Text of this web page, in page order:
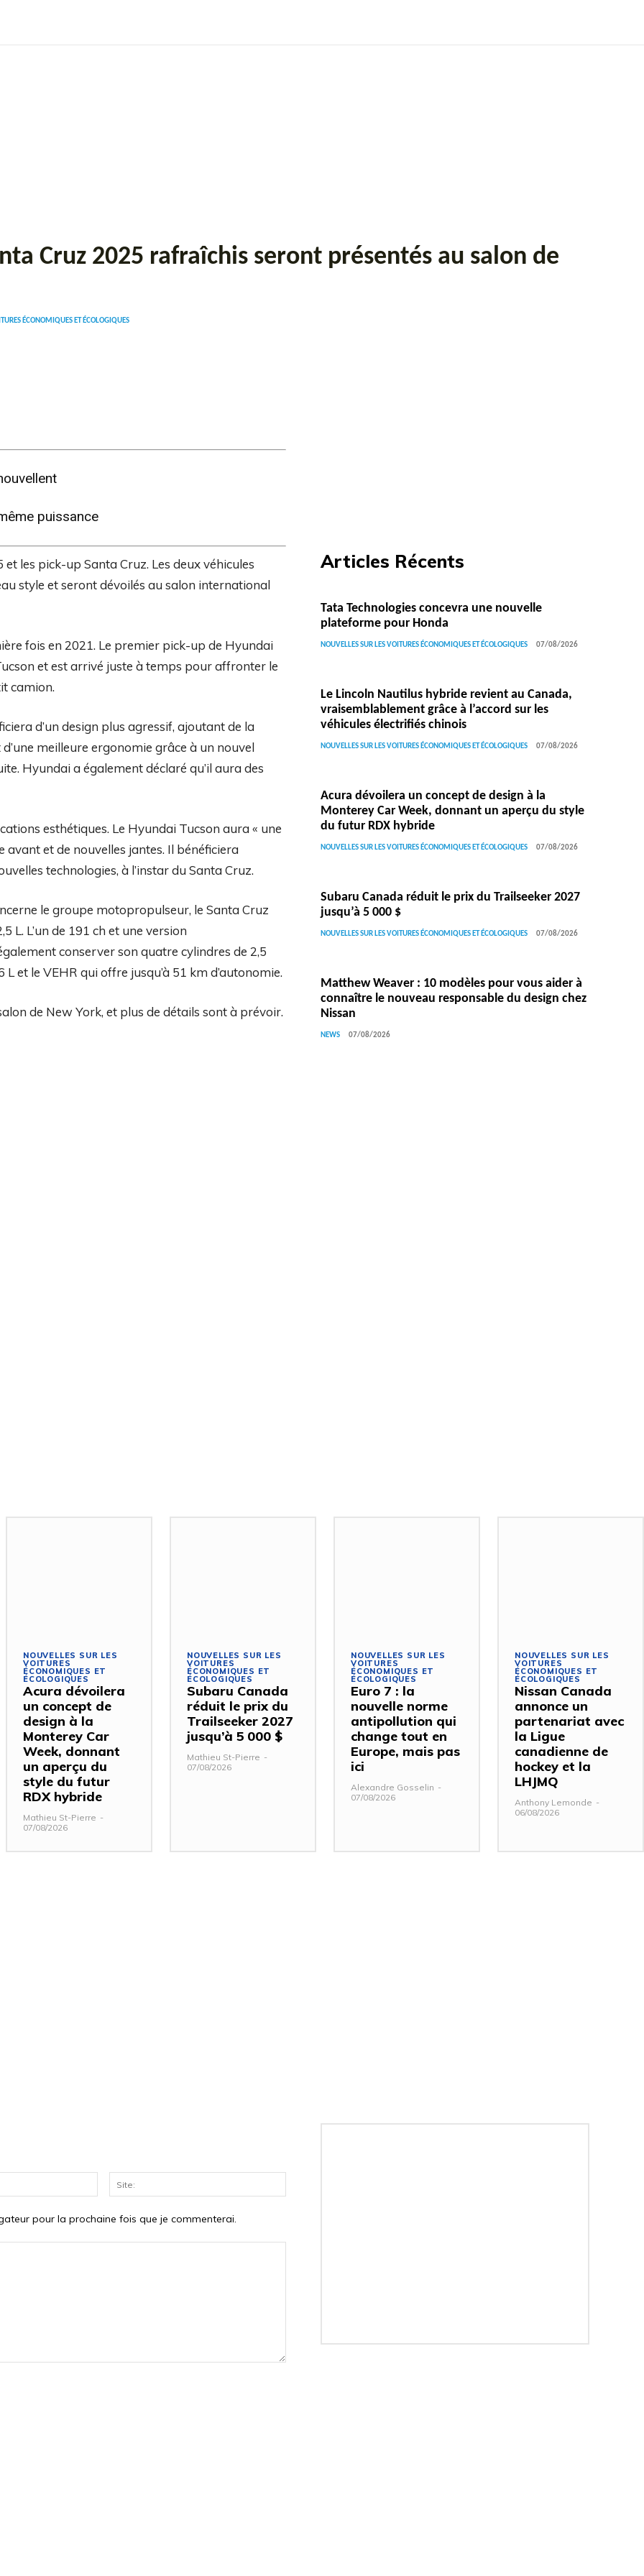
Cruz 2025 rafraîchis seront présentés au salon de
ÉCONOMIQUES ET ÉCOLOGIQUES
puissance
les pick-up Santa Cruz. Les deux véhicules
style et seront dévoilés au salon international
fois en 2021. Le premier pick-up de Hyundai
et est arrivé juste à temps pour affronter le
camion.
d’un design plus agressif, ajoutant de la
meilleure ergonomie grâce à un nouvel
Hyundai a également déclaré qu’il aura des
esthétiques. Le Hyundai Tucson aura « une
et de nouvelles jantes. Il bénéficiera
technologies, à l’instar du Santa Cruz.
le groupe motopropulseur, le Santa Cruz
L. L’un de 191 ch et une version
conserver son quatre cylindres de 2,5
et le VEHR qui offre jusqu’à 51 km d’autonomie.
de New York, et plus de détails sont à prévoir.
Articles Récents
Tata Technologies concevra une nouvelle
plateforme pour Honda
NOUVELLES SUR LES VOITURES ÉCONOMIQUES ET ÉCOLOGIQUES 07/08/2026
Le Lincoln Nautilus hybride revient au Canada,
vraisemblablement grâce à l’accord sur les
véhicules électrifiés chinois
NOUVELLES SUR LES VOITURES ÉCONOMIQUES ET ÉCOLOGIQUES 07/08/2026
Acura dévoilera un concept de design à la
Monterey Car Week, donnant un aperçu du style
du futur RDX hybride
NOUVELLES SUR LES VOITURES ÉCONOMIQUES ET ÉCOLOGIQUES 07/08/2026
Subaru Canada réduit le prix du Trailseeker 2027
jusqu’à 5 000 $
NOUVELLES SUR LES VOITURES ÉCONOMIQUES ET ÉCOLOGIQUES 07/08/2026
Matthew Weaver : 10 modèles pour vous aider à
connaître le nouveau responsable du design chez
Nissan
NEWS 07/08/2026
NOUVELLES SUR LES
VOITURES
ÉCONOMIQUES ET
ÉCOLOGIQUES
Acura dévoilera
un concept de
design à la
Monterey Car
Week, donnant
un aperçu du
style du futur
RDX hybride
Mathieu St-Pierre -
07/08/2026
NOUVELLES SUR LES
VOITURES
ÉCONOMIQUES ET
ÉCOLOGIQUES
Subaru Canada
réduit le prix du
Trailseeker 2027
jusqu’à 5 000 $
Mathieu St-Pierre -
07/08/2026
NOUVELLES SUR LES
VOITURES
ÉCONOMIQUES ET
ÉCOLOGIQUES
Euro 7 : la
nouvelle norme
antipollution qui
change tout en
Europe, mais pas
ici
Alexandre Gosselin -
07/08/2026
NOUVELLES SUR LES
VOITURES
ÉCONOMIQUES ET
ÉCOLOGIQUES
Nissan Canada
annonce un
partenariat avec
la Ligue
canadienne de
hockey et la
LHJMQ
Anthony Lemonde -
06/08/2026
pour la prochaine fois que je commenterai.